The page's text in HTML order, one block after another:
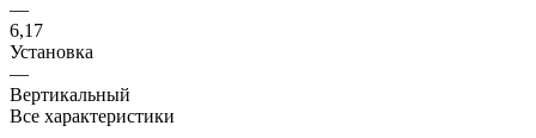
—
6,17
Установка
—
Вертикальный
Все характеристики